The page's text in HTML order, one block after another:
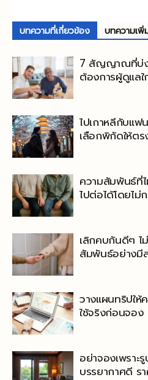
บทความที่เกี่ยวข้อง บทความเพิ่
7 สัญญาณที่บ่ง
ต้องการผู้ดูแล
ไปเกาหลีกับแฟ
เลือกพิกัดให้ตร
ความสัมพันธ์ที่
ไปต่อได้โดยไ
เลิกคบกันดีๆ ไ
สัมพันธ์อย่างมี
วางแผนทริปให้
ใช้จริงก่อนจอง
อย่าจองเพราะ
บรรยากาศดี ร